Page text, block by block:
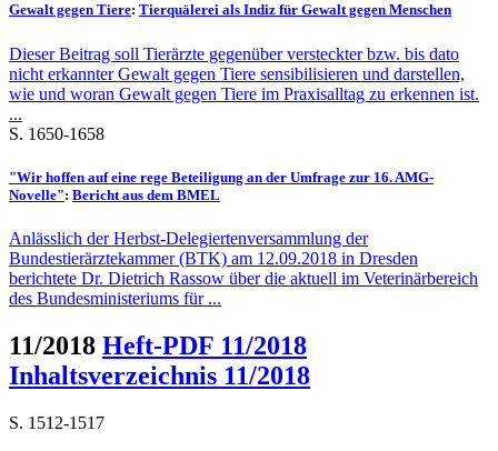
Gewalt gegen Tiere: Tierquälerei als Indiz für Gewalt gegen Menschen
Dieser Beitrag soll Tierärzte gegenüber versteckter bzw. bis dato
nicht erkannter Gewalt gegen Tiere sensibilisieren und darstellen,
wie und woran Gewalt gegen Tiere im Praxisalltag zu erkennen ist.
...
S. 1650-1658
"Wir hoffen auf eine rege Beteiligung an der Umfrage zur 16. AMG-
Novelle": Bericht aus dem BMEL
Anlässlich der Herbst-Delegiertenversammlung der
Bundestierärztekammer (BTK) am 12.09.2018 in Dresden
berichtete Dr. Dietrich Rassow über die aktuell im Veterinärbereich
des Bundesministeriums für ...
11/2018 Heft-PDF 11/2018
Inhaltsverzeichnis 11/2018
S. 1512-1517